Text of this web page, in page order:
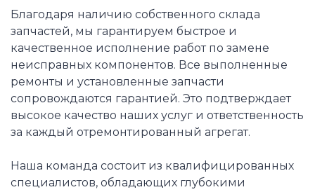
Благодаря наличию собственного склада
запчастей, мы гарантируем быстрое и
качественное исполнение работ по замене
неисправных компонентов. Все выполненные
ремонты и установленные запчасти
сопровождаются гарантией. Это подтверждает
высокое качество наших услуг и ответственность
за каждый отремонтированный агрегат.
Наша команда состоит из квалифицированных
специалистов, обладающих глубокими